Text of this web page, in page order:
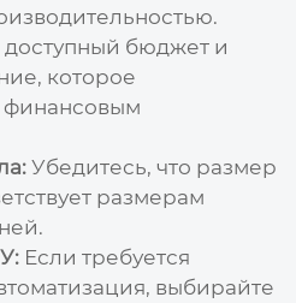
бюджет и
которое
финансовым
Убедитесь, что размер
размерам
Если требуется
выбирайте